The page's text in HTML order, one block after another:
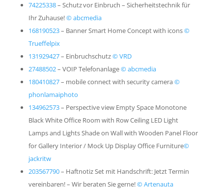
74225338– Schutz vor Einbruch – Sicherheitstechnik für
Ihr Zuhause!© abcmedia
168190523– Banner Smart Home Concept with icons©
Trueffelpix
131929427– Einbruchschutz© VRD
27488502– VOIP Telefonanlage© abcmedia
180410827– mobile connect with security camera©
phonlamaiphoto
134962573– Perspective view Empty Space Monotone
Black White Office Room with Row Ceiling LED Light
Lamps and Lights Shade on Wall with Wooden Panel Floor
for Gallery Interior / Mock Up Display Office Furniture©
jackritw
203567790– Haftnotiz Set mit Handschrift: Jetzt Termin
vereinbaren! – Wir beraten Sie gerne!© Artenauta